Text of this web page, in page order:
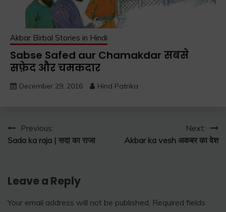
Akbar Birbal Stories in Hindi
Sabse Safed aur Chamakdar सबसे
सफ़ेद और चमकदार
December 29, 2016 Hind Patrika
Post
navigation
Previous:
Sada ka raja | सदा का राजा
Next:
Akbar ka vesh अकबर का वेश
Leave a Reply
Your email address will not be published. Required fields